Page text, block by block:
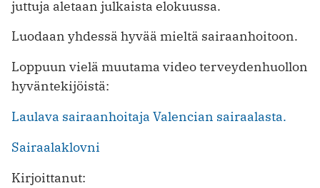
juttuja aletaan julkaista elokuussa.
Luodaan yhdessä hyvää mieltä sairaanhoitoon.
Loppuun vielä muutama video terveydenhuollon
hyväntekijöistä:
Laulava sairaanhoitaja Valencian sairaalasta.
Sairaalaklovni
Kirjoittanut: